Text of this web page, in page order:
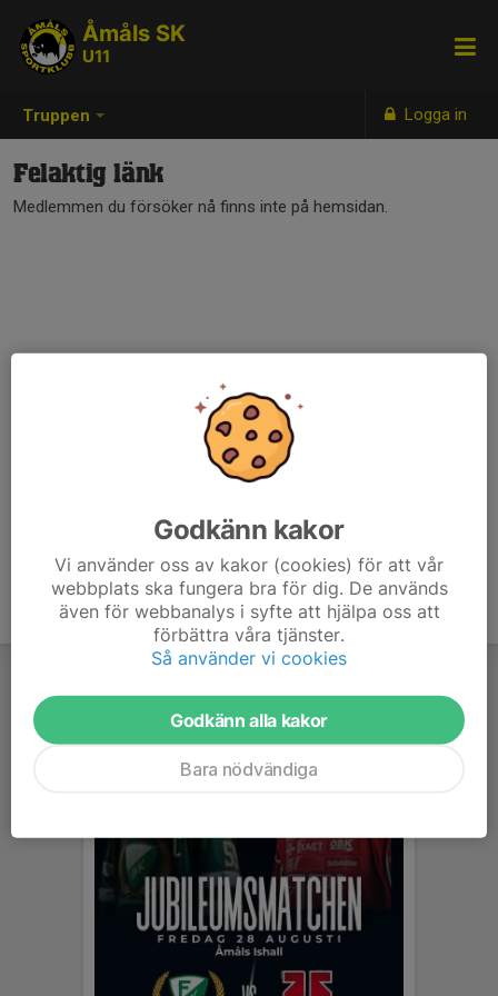
Truppen Logga in
Åmåls SK
U11
Felaktig länk
Medlemmen du försöker nå finns inte på hemsidan.
Godkänn kakor
Vi använder oss av kakor (cookies) för att vår
webbplats ska fungera bra för dig. De används
även för webbanalys i syfte att hjälpa oss att
förbättra våra tjänster.
Så använder vi cookies
Godkänn alla kakor
Bara nödvändiga